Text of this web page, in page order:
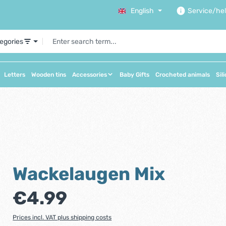
English Service/
Letters Wooden tins Accessories Baby Gifts Crocheted animals
Wackelaugen Mix
Regular price:
€4.99
Prices incl. VAT plus shipping costs